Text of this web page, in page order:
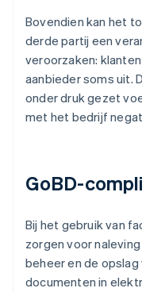
Bovendien kan het
derde partij een
veroorzaken:
aanbieder soms uit.
onder druk gezet
met het bedrijf
GoBD-
Bij het gebruik van
zorgen voor
beheer en de opslag
documenten in